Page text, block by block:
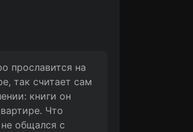
прославится на
так считает сам
книги он
Что
общался с